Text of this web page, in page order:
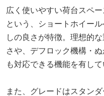
広く使いやすい荷台スペ
という、ショートホイー
しの良さが特徴。理想的
さや、デフロック機構・
も対応できる機能を有し
また、グレードはスタン